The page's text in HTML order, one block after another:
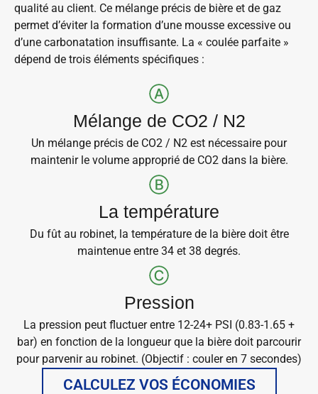
qualité au client. Ce mélange précis de bière et de gaz
permet d’éviter la formation d’une mousse excessive ou
d’une carbonatation insuffisante. La « coulée parfaite »
dépend de trois éléments spécifiques :
Mélange de CO2 / N2
Un mélange précis de CO2 / N2 est nécessaire pour
maintenir le volume approprié de CO2 dans la bière.
La température
Du fût au robinet, la température de la bière doit être
maintenue entre 34 et 38 degrés.
Pression
La pression peut fluctuer entre 12-24+ PSI (0.83-1.65 +
bar) en fonction de la longueur que la bière doit parcourir
pour parvenir au robinet. (Objectif : couler en 7 secondes)
CALCULEZ VOS ÉCONOMIES